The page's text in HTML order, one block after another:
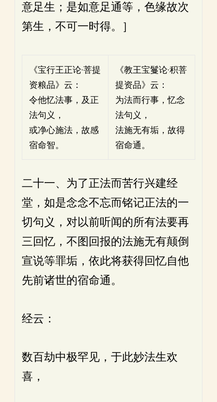
意足生；是如意足通等，色缘故次
第生，不可一时得。］
《宝行王正论·菩提
资粮品》云：
令他忆法事，及正
法句义，
或净心施法，故感
宿命智。
《教王宝鬘论·积菩
提资品》云：
为法而行事，忆念
法句义，
法施无有垢，故得
宿命通。
二十一、为了正法而苦行兴建经
堂，如是念念不忘而铭记正法的一
切句义，对以前听闻的所有法要再
三回忆，不图回报的法施无有颠倒
宣说等罪垢，依此将获得回忆自他
先前诸世的宿命通。
经云：
数百劫中极罕见，于此妙法生欢
喜，